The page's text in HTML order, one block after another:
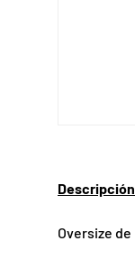
Descripción
Oversize